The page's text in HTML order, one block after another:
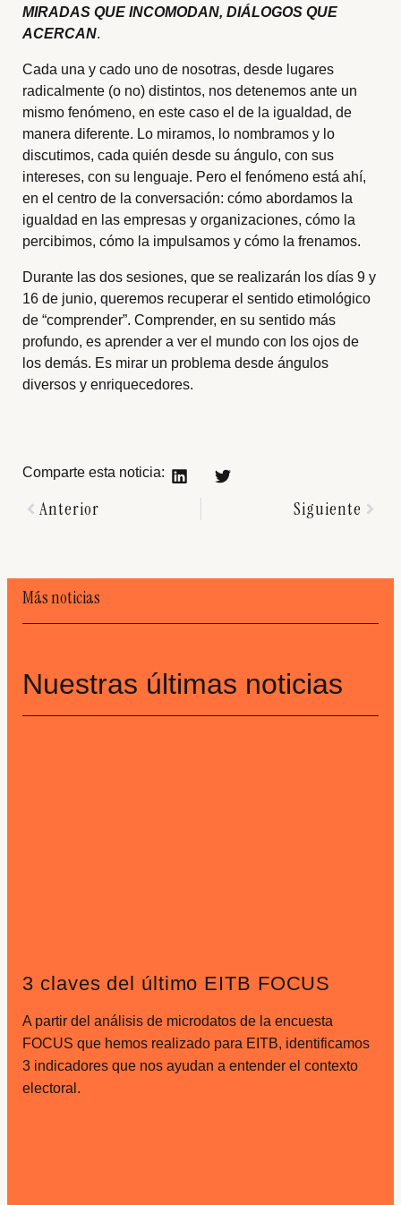
MIRADAS QUE INCOMODAN, DIÁLOGOS QUE
ACERCAN.
Cada una y cado uno de nosotras, desde lugares
radicalmente (o no) distintos, nos detenemos ante un
mismo fenómeno, en este caso el de la igualdad, de
manera diferente. Lo miramos, lo nombramos y lo
discutimos, cada quién desde su ángulo, con sus
intereses, con su lenguaje. Pero el fenómeno está ahí,
en el centro de la conversación: cómo abordamos la
igualdad en las empresas y organizaciones, cómo la
percibimos, cómo la impulsamos y cómo la frenamos.
Durante las dos sesiones, que se realizarán los días 9 y
16 de junio, queremos recuperar el sentido etimológico
de “comprender”. Comprender, en su sentido más
profundo, es aprender a ver el mundo con los ojos de
los demás. Es mirar un problema desde ángulos
diversos y enriquecedores.
Comparte esta noticia:
Anterior Siguiente
Más noticias
Nuestras últimas noticias
3 claves del último EITB FOCUS
A partir del análisis de microdatos de la encuesta
FOCUS que hemos realizado para EITB, identificamos
3 indicadores que nos ayudan a entender el contexto
electoral.